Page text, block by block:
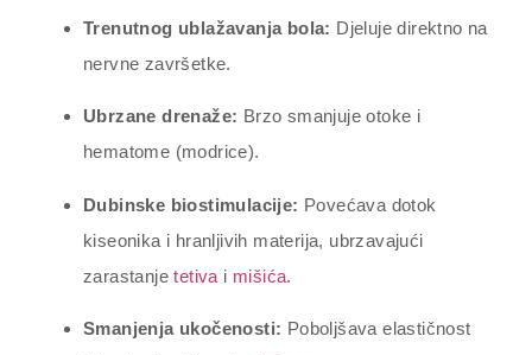
Trenutnog ublažavanja bola: Djeluje direktno na
nervne završetke.
Ubrzane drenaže: Brzo smanjuje otoke i
hematome (modrice).
Dubinske biostimulacije: Povećava dotok
kiseonika i hranljivih materija, ubrzavajući
zarastanjetetiva i mišića.
Smanjenja ukočenosti: Poboljšava elastičnost